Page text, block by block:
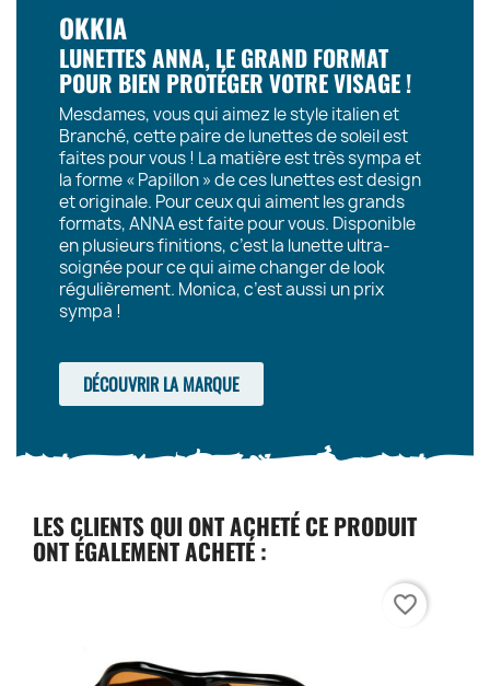
OKKIA
LUNETTES ANNA, LE GRAND FORMAT
POUR BIEN PROTÉGER VOTRE VISAGE !
Mesdames, vous qui aimez le style italien et
Branché, cette paire de lunettes de soleil est
faites pour vous ! La matière est très sympa et
la forme « Papillon » de ces lunettes est design
et originale. Pour ceux qui aiment les grands
formats, ANNA est faite pour vous. Disponible
en plusieurs finitions, c’est la lunette ultra-
soignée pour ce qui aime changer de look
régulièrement. Monica, c’est aussi un prix
sympa !
DÉCOUVRIR LA MARQUE
LES CLIENTS QUI ONT ACHETÉ CE PRODUIT
ONT ÉGALEMENT ACHETÉ :
favorite_border